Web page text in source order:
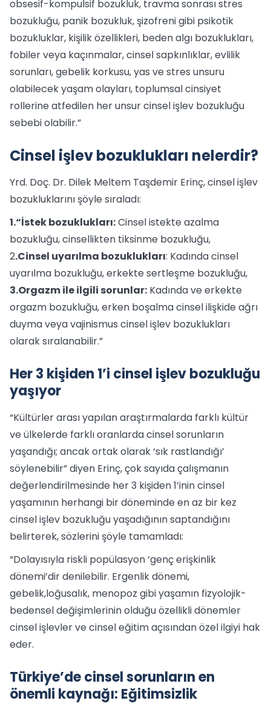
obsesif-kompulsif bozukluk, travma sonrası stres
bozukluğu, panik bozukluk, şizofreni gibi psikotik
bozukluklar, kişilik özellikleri, beden algı bozuklukları,
fobiler veya kaçınmalar, cinsel sapkınlıklar, evlilik
sorunları, gebelik korkusu, yas ve stres unsuru
olabilecek yaşam olayları, toplumsal cinsiyet
rollerine atfedilen her unsur cinsel işlev bozukluğu
sebebi olabilir.”
Cinsel işlev bozuklukları nelerdir?
Yrd. Doç. Dr. Dilek Meltem Taşdemir Erinç, cinsel işlev
bozukluklarını şöyle sıraladı:
1.“İstek bozuklukları:Cinsel istekte azalma
bozukluğu, cinsellikten tiksinme bozukluğu,
2.Cinsel uyarılma bozuklukları: Kadında cinsel
uyarılma bozukluğu, erkekte sertleşme bozukluğu,
3.Orgazm ile ilgili sorunlar: Kadında ve erkekte
orgazm bozukluğu, erken boşalma cinsel ilişkide ağrı
duyma veya vajinismus cinsel işlev bozuklukları
olarak sıralanabilir.”
Her 3 kişiden 1’i cinsel işlev bozukluğu
yaşıyor
“Kültürler arası yapılan araştırmalarda farklı kültür
ve ülkelerde farklı oranlarda cinsel sorunların
yaşandığı; ancak ortak olarak ‘sık rastlandığı’
söylenebilir” diyen Erinç, çok sayıda çalışmanın
değerlendirilmesinde her 3 kişiden 1’inin cinsel
yaşamının herhangi bir döneminde en az bir kez
cinsel işlev bozukluğu yaşadığının saptandığını
belirterek, sözlerini şöyle tamamladı:
“Dolayısıyla riskli popülasyon ‘genç erişkinlik
dönemi’dir denilebilir. Ergenlik dönemi,
gebelik,loğusalık, menopoz gibi yaşamın fizyolojik-
bedensel değişimlerinin olduğu özellikli dönemler
cinsel işlevler ve cinsel eğitim açısından özel ilgiyi hak
eder.
Türkiye’de cinsel sorunların en
önemli kaynağı: Eğitimsizlik